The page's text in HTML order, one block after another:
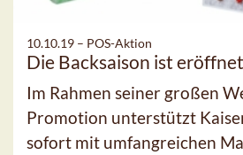
10.10.19 – POS-Aktion
Die Backsaison ist
Im Rahmen seiner großen
Promotion unterstützt
sofort mit umfangreichen